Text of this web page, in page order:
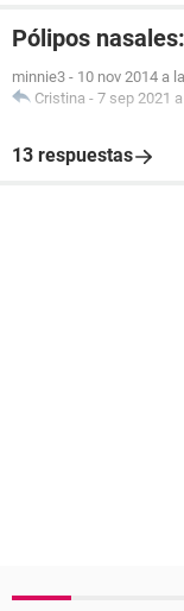
Pólipos
minnie3 - 10 nov 2014 a
Cristina - 7 sep 2021
13 respuestas